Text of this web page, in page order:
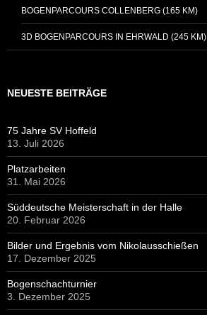
BOGENPARCOURS COLLENBERG (165 KM)
3D BOGENPARCOURS IN EHRWALD (245 KM)
NEUESTE BEITRÄGE
75 Jahre SV Hoffeld
13. Juli 2026
Platzarbeiten
31. Mai 2026
Süddeutsche Meisterschaft in der Halle
20. Februar 2026
Bilder und Ergebnis vom Nikolausschießen
17. Dezember 2025
Bogenschachturnier
3. Dezember 2025